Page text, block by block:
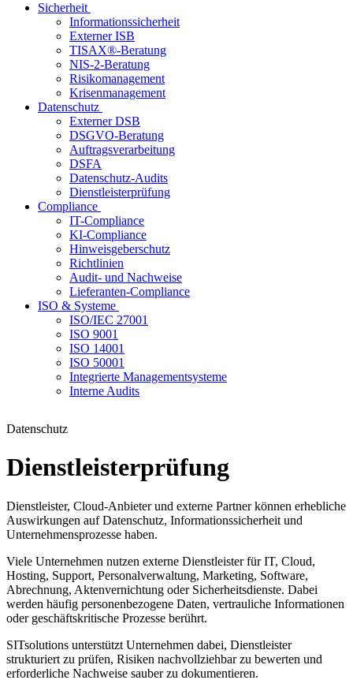
Sicherheit
Informationssicherheit
Externer ISB
TISAX®-Beratung
NIS-2-Beratung
Risikomanagement
Krisenmanagement
Datenschutz
Externer DSB
DSGVO-Beratung
Auftragsverarbeitung
DSFA
Datenschutz-Audits
Dienstleisterprüfung
Compliance
IT-Compliance
KI-Compliance
Hinweisgeberschutz
Richtlinien
Audit- und Nachweise
Lieferanten-Compliance
ISO & Systeme
ISO/IEC 27001
ISO 9001
ISO 14001
ISO 50001
Integrierte Managementsysteme
Interne Audits
Datenschutz
Dienstleisterprüfung
Dienstleister, Cloud-Anbieter und externe Partner können erhebliche
Auswirkungen auf Datenschutz, Informationssicherheit und
Unternehmensprozesse haben.
Viele Unternehmen nutzen externe Dienstleister für IT, Cloud,
Hosting, Support, Personalverwaltung, Marketing, Software,
Abrechnung, Aktenvernichtung oder Sicherheitsdienste. Dabei
werden häufig personenbezogene Daten, vertrauliche Informationen
oder geschäftskritische Prozesse berührt.
SITsolutions unterstützt Unternehmen dabei, Dienstleister
strukturiert zu prüfen, Risiken nachvollziehbar zu bewerten und
erforderliche Nachweise sauber zu dokumentieren.